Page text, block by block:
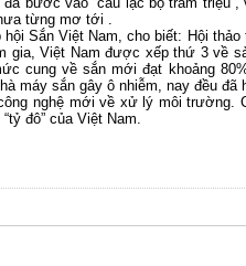
từng mơ tới .
hội Sắn Việt Nam, cho biết: Hội
gia, Việt Nam được xếp thứ 3 về
cung về sắn mới đạt khoảng
máy sắn gây ô nhiễm, nay đều
nghệ mới về xử lý môi trường.
đô” của Việt Nam.